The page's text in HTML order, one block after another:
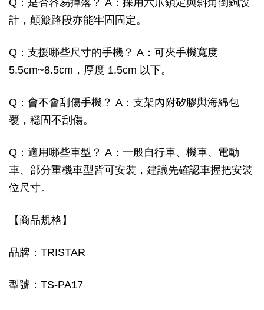
Q：是否容易掉落？ A：採用六爪鎖定與斜角倒鉤設
計，顛簸路段亦能牢固固定。
Q：支援哪些尺寸的手機？ A：可夾手機寬度
5.5cm~8.5cm，厚度 1.5cm 以下。
Q：會不會刮傷手機？ A：支架內附矽膠與海綿包
覆，穩固不刮傷。
Q：適用哪些車型？ A：一般自行車、機車、電動
車、部分重機車型皆可安裝，建議先確認車握把安裝
位尺寸。
【商品規格】
品牌：TRISTAR
型號：TS-PA17